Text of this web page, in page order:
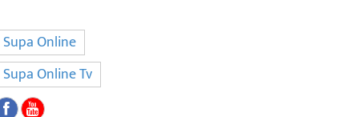
Supa Online
Supa Online Tv